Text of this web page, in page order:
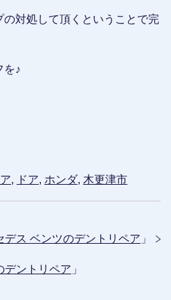
対処して頂くということで完
を♪
, ドア, ホンダ, 木更津市
デス ベンツのデントリペア 」
デントリペア 」